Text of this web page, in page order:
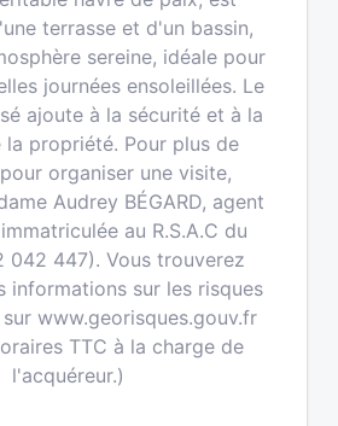
terrasse et d'un bassin,
sereine, idéale pour
journées ensoleillées. Le
ajoute à la sécurité et à la
propriété. Pour plus de
organiser une visite,
Audrey BÉGARD, agent
au R.S.A.C du
042 447). Vous trouverez
informations sur les risques
www.georisques.gouv.fr
TTC à la charge de
l'acquéreur.)